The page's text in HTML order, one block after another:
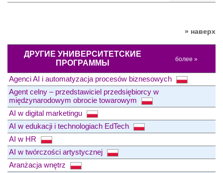
» наверх
ДРУГИЕ УНИВЕРСИТЕТСКИЕ
ПРОГРАММЫ
более »
Agenci AI i automatyzacja procesów biznesowych
Agent celny – przedstawiciel przedsiębiorcy w
międzynarodowym obrocie towarowym
AI w digital marketingu
AI w edukacji i technologiach EdTech
AI w HR
AI w twórczości artystycznej
Aranżacja wnętrz